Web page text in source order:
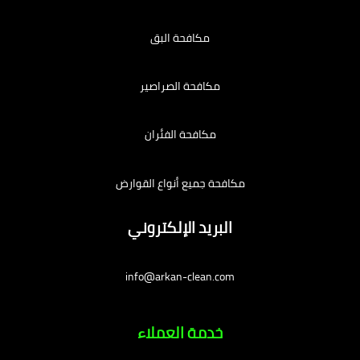
مكافحة البق
مكافحة الصراصير
مكافحة الفئران
مكافحة جميع أنواع القوارض
البريد الإلكتروني
info@arkan-clean.com
خدمة العملاء